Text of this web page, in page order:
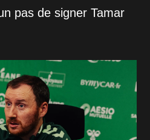
pas de signer Tamar